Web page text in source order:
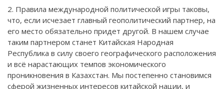
2. Правила международной политической игры таковы,
что, если исчезает главный геополитический партнер, на
его место обязательно придет другой. В нашем случае
таким партнером станет Китайская Народная
Республика в силу своего географического расположения
и всё нарастающих темпов экономического
проникновения в Казахстан. Мы постепенно становимся
сферой жизненных интересов китайской нации, и